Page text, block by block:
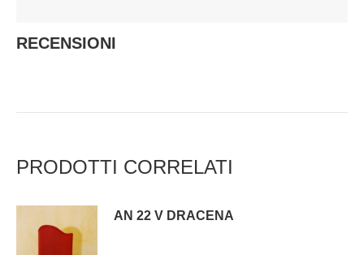
RECENSIONI
PRODOTTI CORRELATI
AN 22 V DRACENA